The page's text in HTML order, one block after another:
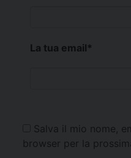
La tua email*
Salva il mio nome,
browser per la